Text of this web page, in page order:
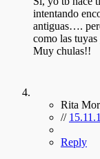
intentando
antiguas….
como las
Muy chulas!!
Rita
//
Reply